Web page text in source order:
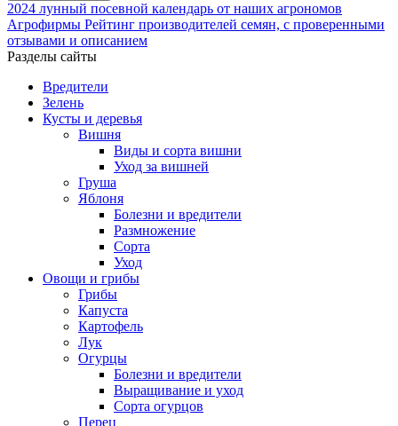
2024 лунный посевной календарь от наших агрономов
Агрофирмы Рейтинг производителей семян, с проверенными
отзывами и описанием
Разделы сайты
Вредители
Зелень
Кусты и деревья
Вишня
Виды и сорта вишни
Уход за вишней
Груша
Яблоня
Болезни и вредители
Размножение
Сорта
Уход
Овощи и грибы
Грибы
Капуста
Картофель
Лук
Огурцы
Болезни и вредители
Выращивание и уход
Сорта огурцов
Перец